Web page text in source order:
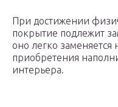
При достижении
покрытие подлежит
оно легко заменяется
приобретения
интерьера.